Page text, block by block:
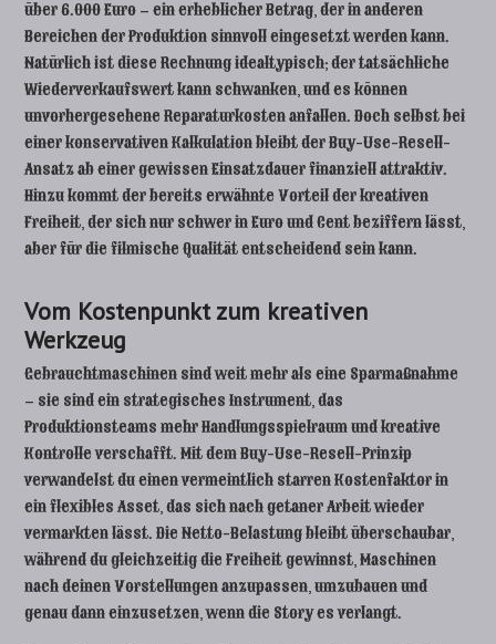
über 6.000 Euro – ein erheblicher Betrag, der in anderen
Bereichen der Produktion sinnvoll eingesetzt werden kann.
Natürlich ist diese Rechnung idealtypisch; der tatsächliche
Wiederverkaufswert kann schwanken, und es können
unvorhergesehene Reparaturkosten anfallen. Doch selbst bei
einer konservativen Kalkulation bleibt der Buy-Use-Resell-
Ansatz ab einer gewissen Einsatzdauer finanziell attraktiv.
Hinzu kommt der bereits erwähnte Vorteil der kreativen
Freiheit, der sich nur schwer in Euro und Cent beziffern lässt,
aber für die filmische Qualität entscheidend sein kann.
Vom Kostenpunkt zum kreativen
Werkzeug
Gebrauchtmaschinen sind weit mehr als eine Sparmaßnahme
– sie sind ein strategisches Instrument, das
Produktionsteams mehr Handlungsspielraum und kreative
Kontrolle verschafft. Mit dem Buy-Use-Resell-Prinzip
verwandelst du einen vermeintlich starren Kostenfaktor in
ein flexibles Asset, das sich nach getaner Arbeit wieder
vermarkten lässt. Die Netto-Belastung bleibt überschaubar,
während du gleichzeitig die Freiheit gewinnst, Maschinen
nach deinen Vorstellungen anzupassen, umzubauen und
genau dann einzusetzen, wenn die Story es verlangt.